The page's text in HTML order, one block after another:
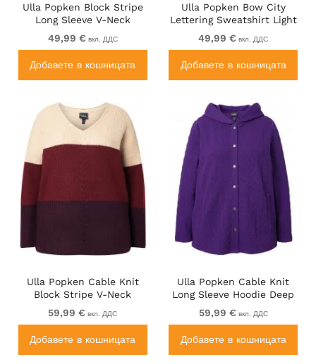
Ulla Popken Block Stripe
Long Sleeve V-Neck
Sweater Lime Green
49,99 € вкл. ДДС
Добавете в кошницата
Ulla Popken Bow City
Lettering Sweatshirt Light
Grey Melange
49,99 € вкл. ДДС
Добавете в кошницата
Ulla Popken Cable Knit
Block Stripe V-Neck
Sweater Dark Ruby
59,99 € вкл. ДДС
Добавете в кошницата
Ulla Popken Cable Knit
Long Sleeve Hoodie Deep
Violet
59,99 € вкл. ДДС
Добавете в кошницата